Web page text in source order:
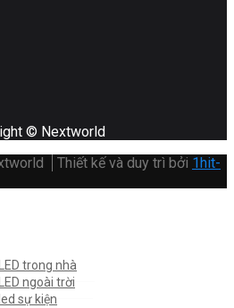
© Nextworld
Thiết kế và duy trì bởi 1hit-
trong nhà
ngoài trời
sự kiện